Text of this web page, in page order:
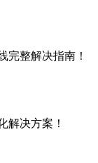
完整解决指南！
解决方案！